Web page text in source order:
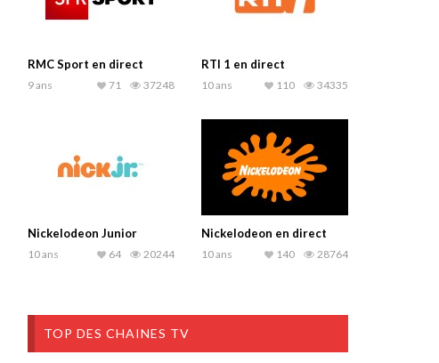
RMC Sport en direct
9 ans 37248
71
RTI 1 en direct
10 ans 34335
110
Nickelodeon Junior
10 ans 20244
64
Nickelodeon en direct
10 ans 28764
140
TOP DES CHAINES TV